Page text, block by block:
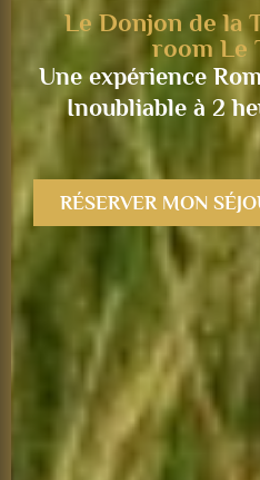
Le Donjon de la
room Le
Une expérience
Inoubliable à 2
RÉSERVER MON